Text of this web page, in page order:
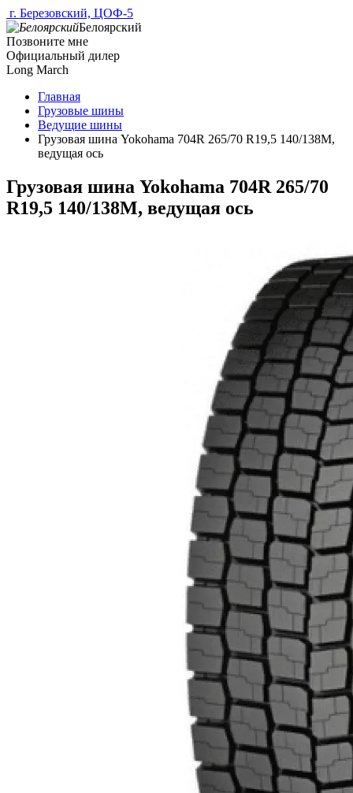
г. Березовский, ЦОФ-5
Белоярский
Позвоните мне
Официальный дилер
Long March
Главная
Грузовые шины
Ведущие шины
Грузовая шина Yokohama 704R 265/70 R19,5 140/138M,
ведущая ось
Грузовая шина Yokohama 704R 265/70
R19,5 140/138M, ведущая ось